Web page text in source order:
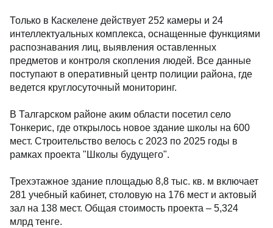
Только в Каскелене действует 252 камеры и 24
интеллектуальных комплекса, оснащенные функциями
распознавания лиц, выявления оставленных
предметов и контроля скопления людей. Все данные
поступают в оперативный центр полиции района, где
ведется круглосуточный мониторинг.
В Талгарском районе аким области посетил село
Тонкерис, где открылось новое здание школы на 600
мест. Строительство велось с 2023 по 2025 годы в
рамках проекта "Школы будущего".
Трехэтажное здание площадью 8,8 тыс. кв. м включает
281 учебный кабинет, столовую на 176 мест и актовый
зал на 138 мест. Общая стоимость проекта – 5,324
млрд тенге.